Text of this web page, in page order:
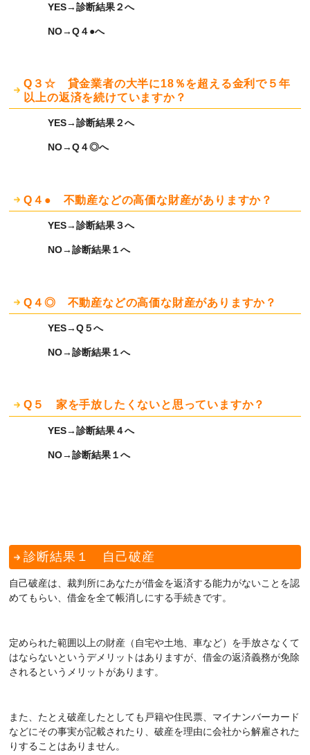
YES→診断結果２へ
NO→Q４●へ
Q３☆ 貸金業者の大半に18％を超える金利で５年
以上の返済を続けていますか？
YES→診断結果２へ
NO→Q４◎へ
Q４● 不動産などの高価な財産がありますか？
YES→診断結果３へ
NO→診断結果１へ
Q４◎ 不動産などの高価な財産がありますか？
YES→Q５へ
NO→診断結果１へ
Q５ 家を手放したくないと思っていますか？
YES→診断結果４へ
NO→診断結果１へ
診断結果１ 自己破産
自己破産は、裁判所にあなたが借金を返済する能力がないことを認
めてもらい、借金を全て帳消しにする手続きです。
定められた範囲以上の財産（自宅や土地、車など）を手放さなくて
はならないというデメリットはありますが、借金の返済義務が免除
されるというメリットがあります。
また、たとえ破産したとしても戸籍や住民票、マイナンバーカード
などにその事実が記載されたり、破産を理由に会社から解雇された
りすることはありません。